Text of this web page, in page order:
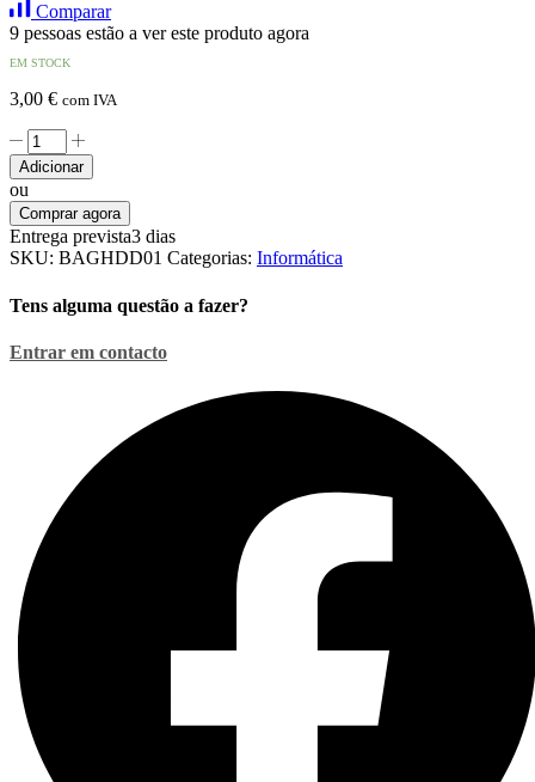
Comparar
9 pessoas estão a ver este produto agora
EM STOCK
3,00 € com IVA
Quantidade
de
Bolsa
P/
Discos
Rígidos
HDD
Preta
Adicionar
ou
Comprar agora
Entrega prevista3 dias
SKU: BAGHDD01 Categorias: Informática
Tens alguma questão a fazer?
Entrar em contacto